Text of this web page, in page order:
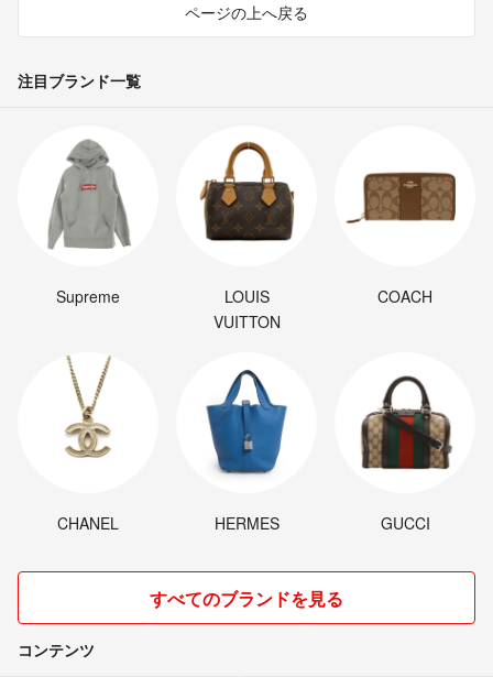
ページの上へ戻る
注目ブランド一覧
Supreme
LOUIS
VUITTON
COACH
CHANEL HERMES GUCCI
すべてのブランドを見る
コンテンツ